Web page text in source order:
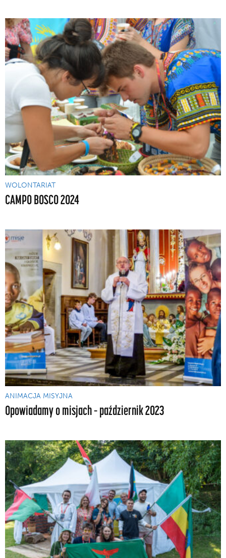
WOLONTARIAT
CAMPO BOSCO 2024
ANIMACJA MISYJNA
Opowiadamy o misjach – październik 2023